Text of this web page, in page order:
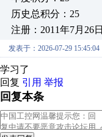
历史总积分：25
注册：2011年7月26日
发表于：2026-07-29 15:45:04
学习了
回复 引用 举报
回复本条